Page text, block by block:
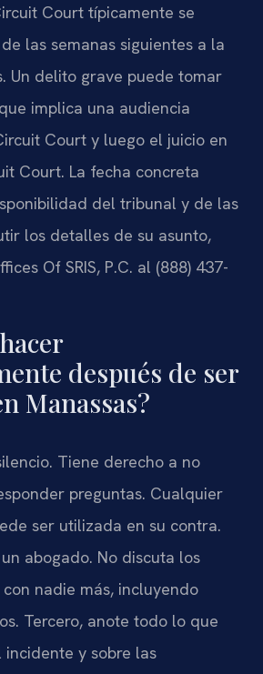
Court típicamente se
las semanas siguientes a la
Un delito grave puede tomar
implica una audiencia
Court y luego el juicio en
Court. La fecha concreta
del tribunal y de las
los detalles de su asunto,
Of SRIS, P.C. al (888) 437-
después de ser
Manassas?
Tiene derecho a no
preguntas. Cualquier
ser utilizada en su contra.
abogado. No discuta los
nadie más, incluyendo
Tercero, anote todo lo que
incidente y sobre las